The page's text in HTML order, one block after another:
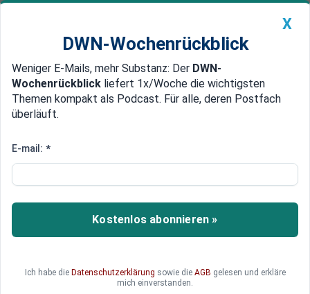
Newsticker MEIN DWN: Geldanlage Premium
Edelmetalle DWN-Magazin China
DIHK schlägt Alarm:
auf dem Spiel
Der DIHK warnt in einem internen Bericht:
Deutschland ist der große Verlierer der
X
DWN-Wochenrückblick
Weniger E-Mails, mehr Substanz: Der DWN-
Wochenrückblick liefert 1x/Woche die wichtigsten
Themen kompakt als Podcast. Für alle, deren Postfach
überläuft.
E-mail: *
Kostenlos abonnieren »
Ich habe die Datenschutzerklärung sowie die AGB gelesen und erkläre
mich einverstanden.